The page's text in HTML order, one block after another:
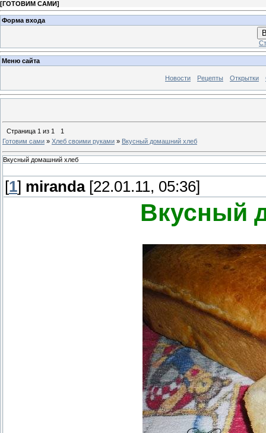
[ГОТОВИМ САМИ]
Форма входа
Меню сайта
Новости Рецепты Открытки
Страница 1 из 1
1
Готовим сами » Хлеб своими руками » Вкусный домашний хлеб
Вкусный домашний хлеб
[1] miranda[22.01.11, 05:36]
Вкусный